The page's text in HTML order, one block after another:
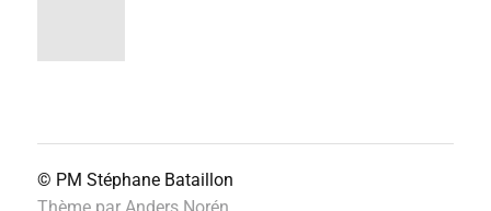
© PM Stéphane Bataillon
Thème par Anders Norén